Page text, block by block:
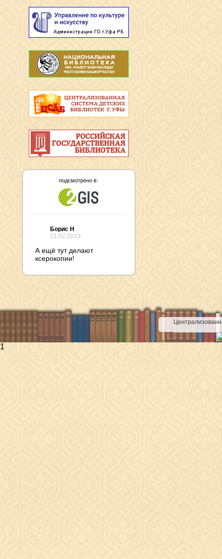
подсмотрено в:
Борис Н
21.02.2019
А ещё тут делают
ксерокопии!
1